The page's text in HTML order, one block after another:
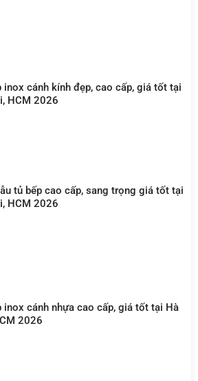
inox cánh kính đẹp, cao cấp, giá tốt tại
HCM 2026
tủ bếp cao cấp, sang trọng giá tốt tại
HCM 2026
inox cánh nhựa cao cấp, giá tốt tại Hà
2026